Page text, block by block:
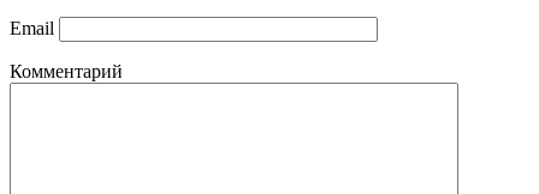
Email
Комментарий